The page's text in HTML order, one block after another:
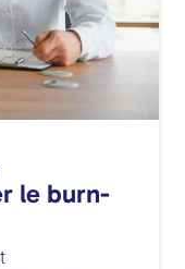
le burn-